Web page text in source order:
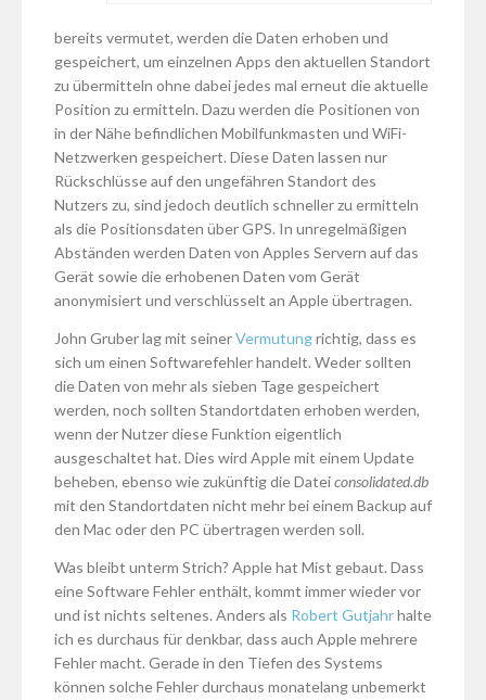
bereits vermutet, werden die Daten erhoben und
gespeichert, um einzelnen Apps den aktuellen Standort
zu übermitteln ohne dabei jedes mal erneut die aktuelle
Position zu ermitteln. Dazu werden die Positionen von
in der Nähe befindlichen Mobilfunkmasten und WiFi-
Netzwerken gespeichert. Diese Daten lassen nur
Rückschlüsse auf den ungefähren Standort des
Nutzers zu, sind jedoch deutlich schneller zu ermitteln
als die Positionsdaten über GPS. In unregelmäßigen
Abständen werden Daten von Apples Servern auf das
Gerät sowie die erhobenen Daten vom Gerät
anonymisiert und verschlüsselt an Apple übertragen.
John Gruber lag mit seinerVermutungrichtig, dass es
sich um einen Softwarefehler handelt. Weder sollten
die Daten von mehr als sieben Tage gespeichert
werden, noch sollten Standortdaten erhoben werden,
wenn der Nutzer diese Funktion eigentlich
ausgeschaltet hat. Dies wird Apple mit einem Update
beheben, ebenso wie zukünftig die Dateiconsolidated.db
mit den Standortdaten nicht mehr bei einem Backup auf
den Mac oder den PC übertragen werden soll.
Was bleibt unterm Strich? Apple hat Mist gebaut. Dass
eine Software Fehler enthält, kommt immer wieder vor
und ist nichts seltenes. Anders als Robert Gutjahrhalte
ich es durchaus für denkbar, dass auch Apple mehrere
Fehler macht. Gerade in den Tiefen des Systems
können solche Fehler durchaus monatelang unbemerkt